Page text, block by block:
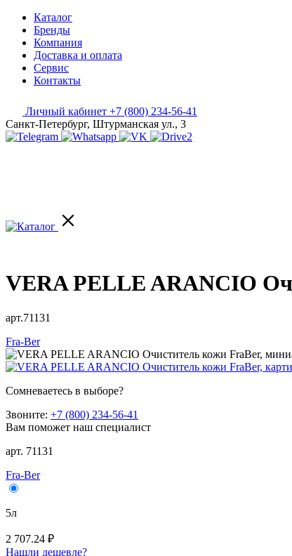
Каталог
Бренды
Компания
Доставка и оплата
Сервис
Контакты
Личный кабинет +7 (800) 234-56-41
Санкт-Петербург, Штурманская ул., 3
VERA PELLE ARANCIO
арт.71131
Fra-Ber
Сомневаетесь в выборе?
Звоните: +7 (800) 234-56-41
Вам поможет наш специалист
арт. 71131
Fra-Ber
5л
2 707.24 ₽
Нашли дешевле?